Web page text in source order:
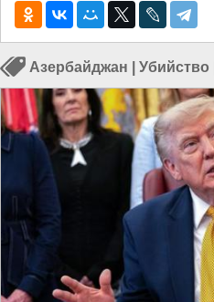
Азербайджан Убийство